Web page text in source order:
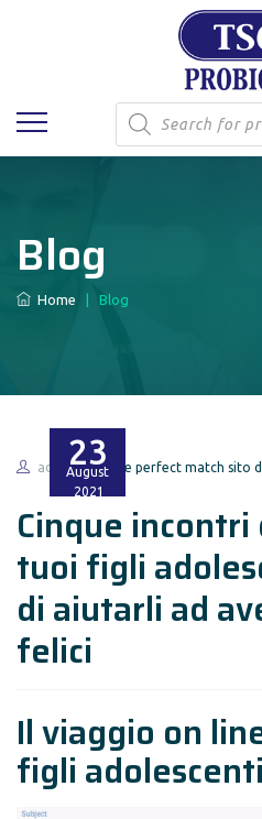
Products
search
Blog
Home Blog
23
August
2021
admin the perfect match sito
Cinque
tuoi figli
di aiutarli ad
felici
Il viaggio on
figli adolescenti